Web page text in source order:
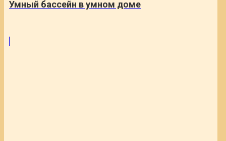
Умный бассейн в умном доме